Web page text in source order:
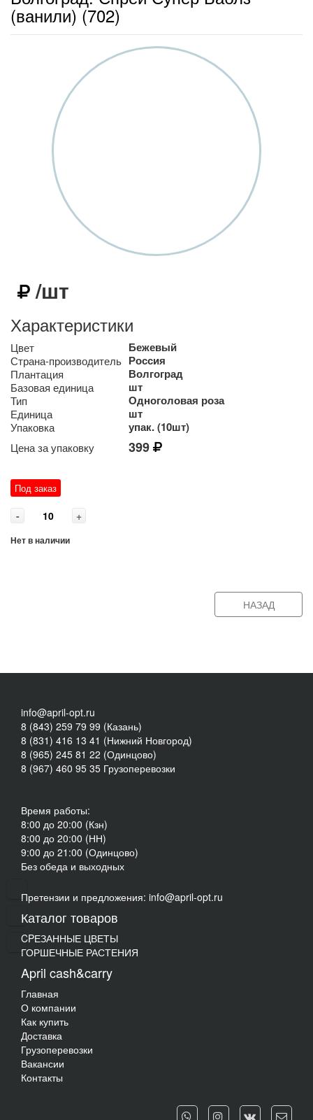
(ванили) (702)
/шт
Характеристики
Цвет Бежевый
Страна-производитель Россия
Плантация Волгоград
Базовая единица шт
Тип Одноголовая роза
Единица шт
Упаковка упак. (10шт)
Цена за упаковку 399
Под заказ
- +
Нет в наличии
НАЗАД
info@april-opt.ru
8 (843) 259 79 99 (Казань)
8 (831) 416 13 41 (Нижний Новгород)
8 (965) 245 81 22 (Одинцово)
8 (967) 460 95 35 Грузоперевозки
Время работы:
8:00 до 20:00 (Кзн)
8:00 до 20:00 (НН)
9:00 до 21:00 (Одинцово)
Без обеда и выходных
Претензии и предложения: info@april-opt.ru
Каталог товаров
CPЕЗАННЫЕ ЦВЕТЫ
ГОРШЕЧНЫЕ РАСТЕНИЯ
April cash&carry
Главная
О компании
Как купить
Доставка
Грузоперевозки
Вакансии
Контакты